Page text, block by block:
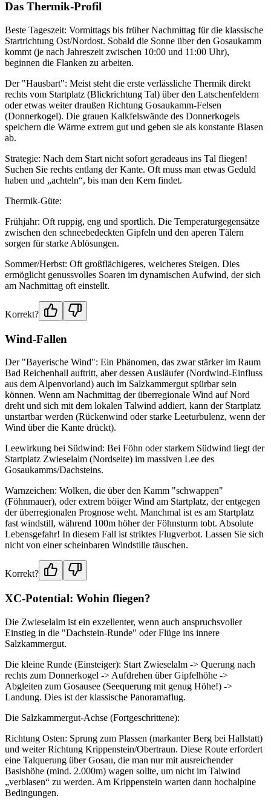
Das Thermik-Profil
Beste Tageszeit: Vormittags bis früher Nachmittag für die klassische
Startrichtung Ost/Nordost. Sobald die Sonne über den Gosaukamm
kommt (je nach Jahreszeit zwischen 10:00 und 11:00 Uhr),
beginnen die Flanken zu arbeiten.
Der "Hausbart": Meist steht die erste verlässliche Thermik direkt
rechts vom Startplatz (Blickrichtung Tal) über den Latschenfeldern
oder etwas weiter draußen Richtung Gosaukamm-Felsen
(Donnerkogel). Die grauen Kalkfelswände des Donnerkogels
speichern die Wärme extrem gut und geben sie als konstante Blasen
ab.
Strategie: Nach dem Start nicht sofort geradeaus ins Tal fliegen!
Suchen Sie rechts entlang der Kante. Oft muss man etwas Geduld
haben und „achteln“, bis man den Kern findet.
Thermik-Güte:
Frühjahr: Oft ruppig, eng und sportlich. Die Temperaturgegensätze
zwischen den schneebedeckten Gipfeln und den aperen Tälern
sorgen für starke Ablösungen.
Sommer/Herbst: Oft großflächigeres, weicheres Steigen. Dies
ermöglicht genussvolles Soaren im dynamischen Aufwind, der sich
am Nachmittag oft einstellt.
Korrekt?
Wind-Fallen
Der "Bayerische Wind": Ein Phänomen, das zwar stärker im Raum
Bad Reichenhall auftritt, aber dessen Ausläufer (Nordwind-Einfluss
aus dem Alpenvorland) auch im Salzkammergut spürbar sein
können. Wenn am Nachmittag der überregionale Wind auf Nord
dreht und sich mit dem lokalen Talwind addiert, kann der Startplatz
unstartbar werden (Rückenwind oder starke Leeturbulenz, wenn der
Wind über die Kante drückt).
Leewirkung bei Südwind: Bei Föhn oder starkem Südwind liegt der
Startplatz Zwieselalm (Nordseite) im massiven Lee des
Gosaukamms/Dachsteins.
Warnzeichen: Wolken, die über den Kamm "schwappen"
(Föhnmauer), oder extrem böiger Wind am Startplatz, der entgegen
der überregionalen Prognose weht. Manchmal ist es am Startplatz
fast windstill, während 100m höher der Föhnsturm tobt. Absolute
Lebensgefahr! In diesem Fall ist striktes Flugverbot. Lassen Sie sich
nicht von einer scheinbaren Windstille täuschen.
Korrekt?
XC-Potential: Wohin fliegen?
Die Zwieselalm ist ein exzellenter, wenn auch anspruchsvoller
Einstieg in die "Dachstein-Runde" oder Flüge ins innere
Salzkammergut.
Die kleine Runde (Einsteiger): Start Zwieselalm -> Querung nach
rechts zum Donnerkogel -> Aufdrehen über Gipfelhöhe ->
Abgleiten zum Gosausee (Seequerung mit genug Höhe!) ->
Landung. Dies ist der klassische Panoramaflug.
Die Salzkammergut-Achse (Fortgeschrittene):
Richtung Osten: Sprung zum Plassen (markanter Berg bei Hallstatt)
und weiter Richtung Krippenstein/Obertraun. Diese Route erfordert
eine Talquerung über Gosau, die man nur mit ausreichender
Basishöhe (mind. 2.000m) wagen sollte, um nicht im Talwind
„verblasen“ zu werden. Am Krippenstein warten dann hochalpine
Bedingungen.